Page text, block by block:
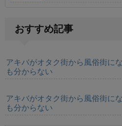
おすすめ記事
アキバがオタク街から風俗街に
も分からない
アキバがオタク街から風俗街に
も分からない